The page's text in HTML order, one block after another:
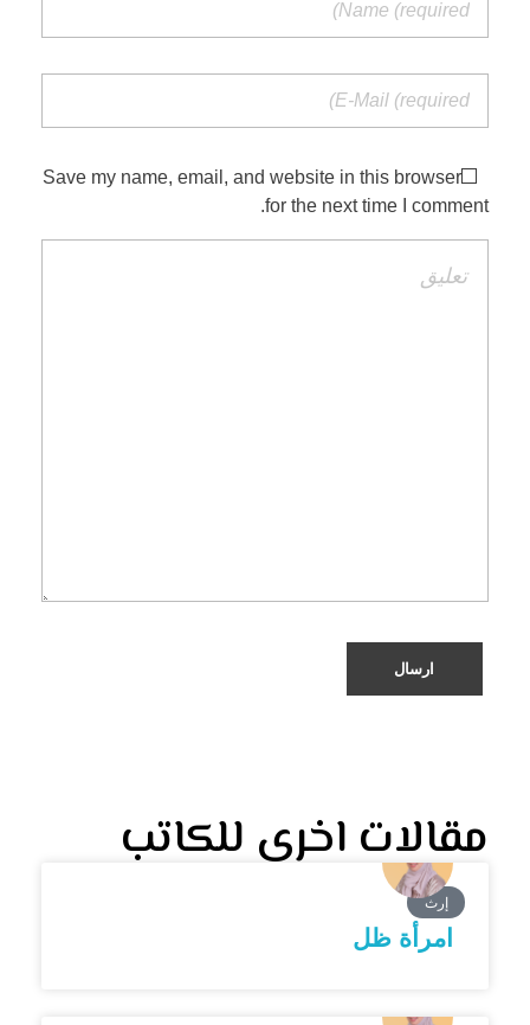
Save my name, email, and website in this browser
for the next time I comment.
مقالات اخرى للكاتب
إرث
امرأة ظل